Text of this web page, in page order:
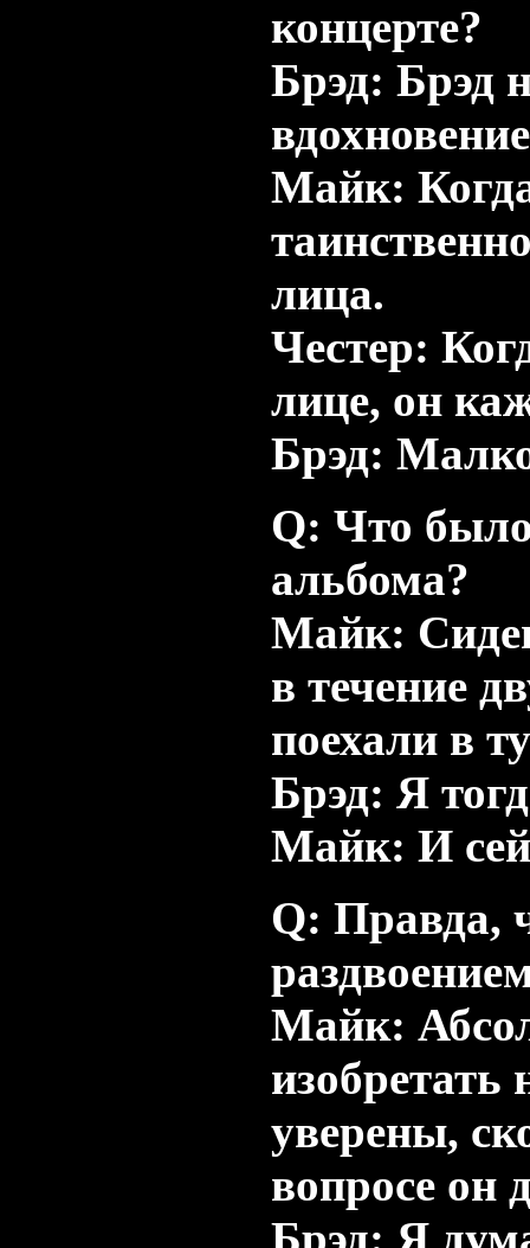
концерте?
Брэд: Брэд
Майк:
лица.
Честер:
лице, он
Брэд:
Q: Что
альбома?
Майк:
в течение
поехали в
Брэд: Я
Майк: И
Q: Правда,
Майк:
уверены,
вопросе он